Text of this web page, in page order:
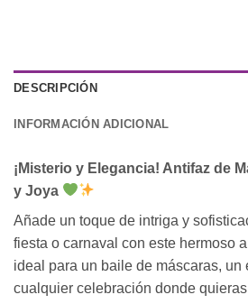
DESCRIPCIÓN
INFORMACIÓN ADICIONAL
¡Misterio y Elegancia! Antifaz de
y Joya
Añade un toque de intriga y
fiesta o carnaval con este hermoso
ideal para un baile de máscaras, un
cualquier celebración donde